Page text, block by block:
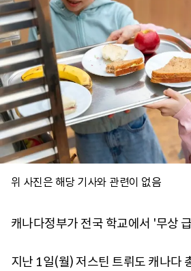
위 사진은 해당 기사와 관련이 없음
캐나다정부가 전국 학교에서 '무상
지난 1일(월) 저스틴 트뤼도 캐나다